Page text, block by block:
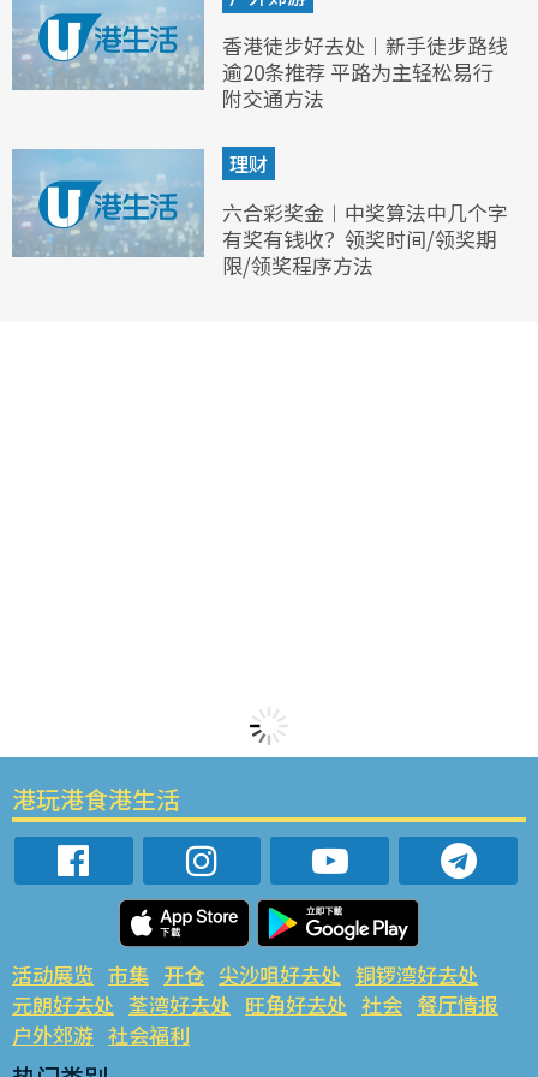
香港徒步好去处︱新手徒步路线
逾20条推荐 平路为主轻松易行
附交通方法
理财
六合彩奖金︱中奖算法中几个字
有奖有钱收？领奖时间/领奖期
限/领奖程序方法
港玩港食港生活
活动展览 市集 开仓 尖沙咀好去处 铜锣湾好去处
元朗好去处 荃湾好去处 旺角好去处 社会 餐厅情报
户外郊游 社会福利